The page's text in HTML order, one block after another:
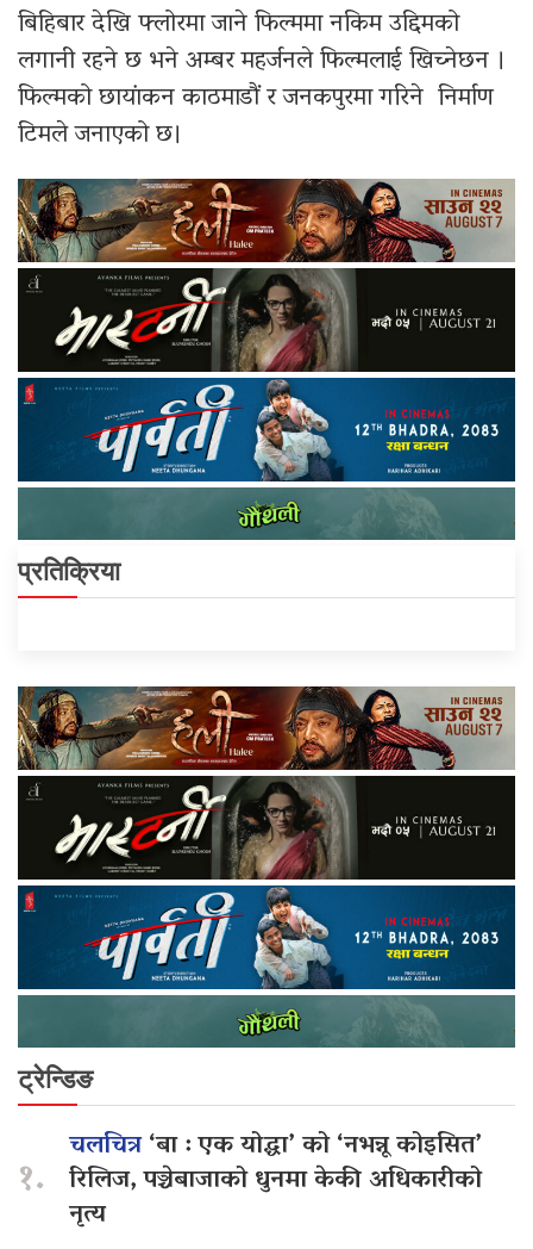
बिहिबार देखि फ्लोरमा जाने फिल्ममा नकिम उद्दिमको
लगानी रहने छ भने अम्बर महर्जनले फिल्मलाई खिच्नेछन ।
फिल्मको छायांकन काठमाडौं र जनकपुरमा गरिने निर्माण
टिमले जनाएको छ।
प्रतिक्रिया
ट्रेन्डिङ
१.
चलचित्र‘बा : एक योद्धा’ को ‘नभन्नू कोइसित’
रिलिज, पञ्चेबाजाको धुनमा केकी अधिकारीको
नृत्य